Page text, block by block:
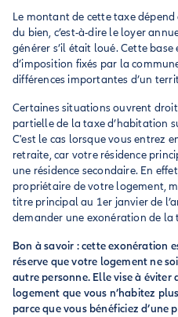
Le montant de cette taxe
du bien, c’est-à-dire le loyer
générer s’il était loué. Cette
d’imposition fixés par la
différences importantes d’un
Certaines situations ouvrent
partielle de la taxe d’habitation
C'est le cas lorsque vous entrez
retraite, car votre résidence
une résidence secondaire. En
propriétaire de votre logement,
titre principal au 1er janvier de
demander une exonération de la
Bon à savoir : cette exonération
réserve que votre logement ne
autre personne. Elle vise à éviter
logement que vous n’habitez
parce que vous bénéficiez d’une